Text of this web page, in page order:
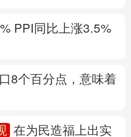
PPI同比上涨3.5%
8个百分点，意味着
在为民造福上出实